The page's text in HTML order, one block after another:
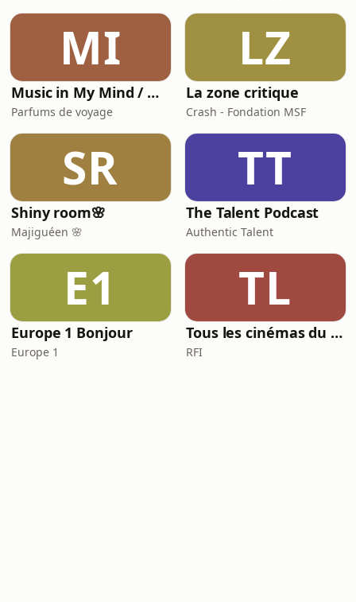
MI
Music in My Mind / On Air
Parfums de voyage
LZ
La zone critique
Crash - Fondation MSF
SR
Shiny room🌸
Majiguéen 🌸
TT
The Talent Podcast
Authentic Talent
E1
Europe 1 Bonjour
Europe 1
TL
Tous les cinémas du monde
RFI